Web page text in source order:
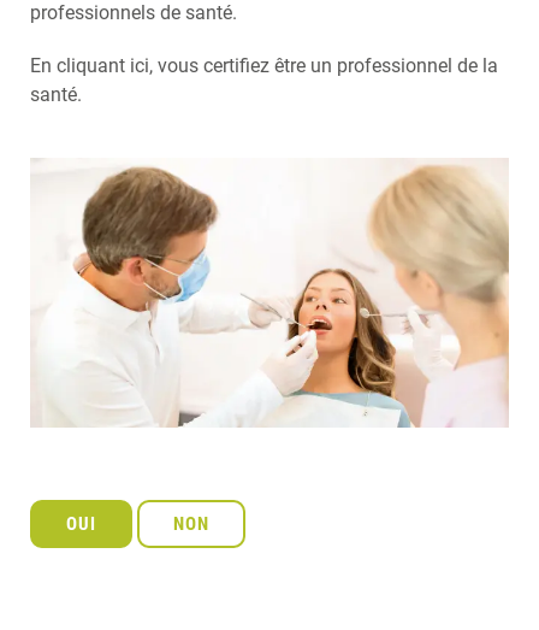
professionnels de santé.
En cliquant ici, vous certifiez être un professionnel de la
santé.